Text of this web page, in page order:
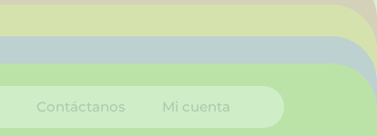
Contáctanos Mi cuenta